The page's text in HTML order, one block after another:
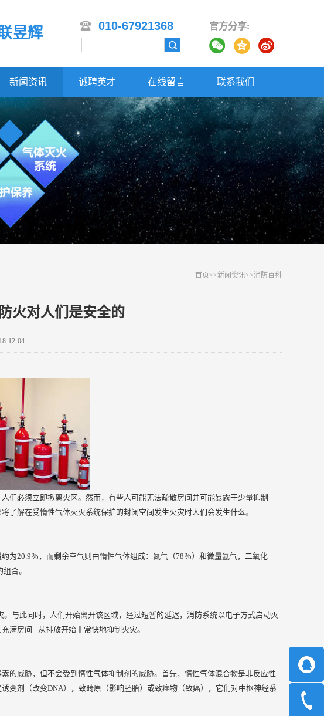
昱辉 010-67921368 官方分享:
新闻资讯 诚聘英才 在线留言 联系我们
首页 >>新闻资讯>>消防百科
火对人们是安全的
12-04
们必须立即撤离火区。然而，有些人可能无法疏散房间并可能暴露于少量抑制
解在受惰性气体灭火系统保护的封闭空间发生火灾时人们会发生什么。
为20.9％，而剩余空气则由惰性气体组成：氮气（78％）和微量氩气，二氧化
合。
与此同时，人们开始离开该区域，经过短暂的延迟，消防系统以电子方式启动灭
满房间 - 从排放开始非常快地抑制火灾。
的威胁，但不会受到惰性气体抑制剂的威胁。首先，惰性气体混合物是非反应性
变剂（改变DNA），致畸原（影响胚胎）或致癌物（致癌），它们对中枢神经系